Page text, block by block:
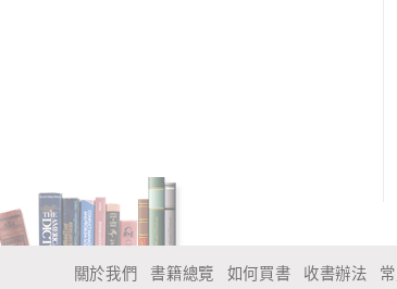
關於我們 書籍總覽 如何買書 收書辦法